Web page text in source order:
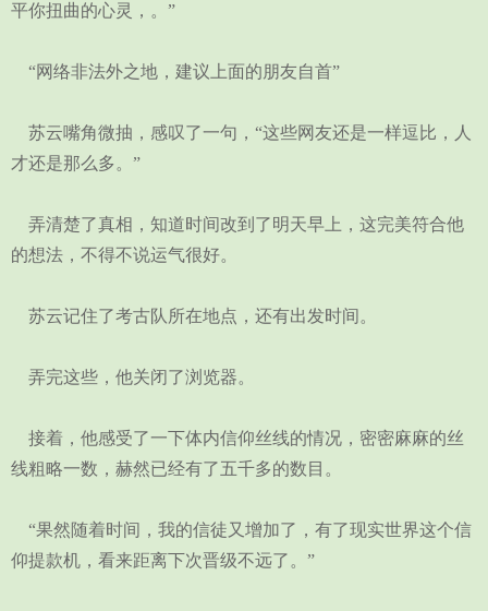
平你扭曲的心灵，。”
“网络非法外之地，建议上面的朋友自首”
苏云嘴角微抽，感叹了一句，“这些网友还是一样逗比，人
才还是那么多。”
弄清楚了真相，知道时间改到了明天早上，这完美符合他
的想法，不得不说运气很好。
苏云记住了考古队所在地点，还有出发时间。
弄完这些，他关闭了浏览器。
接着，他感受了一下体内信仰丝线的情况，密密麻麻的丝
线粗略一数，赫然已经有了五千多的数目。
“果然随着时间，我的信徒又增加了，有了现实世界这个信
仰提款机，看来距离下次晋级不远了。”